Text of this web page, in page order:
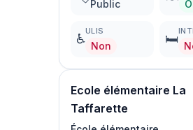
Public
♿
ULIS
Non 🛏️
Ecole élémentaire La
Taffarette